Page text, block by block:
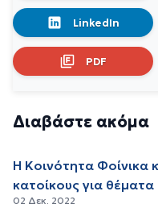
LinkedIn
PDF
Διαβάστε ακόμα
Η Κοινότητα Φοίνικα
κατοίκους για
02 Δεκ. 2022